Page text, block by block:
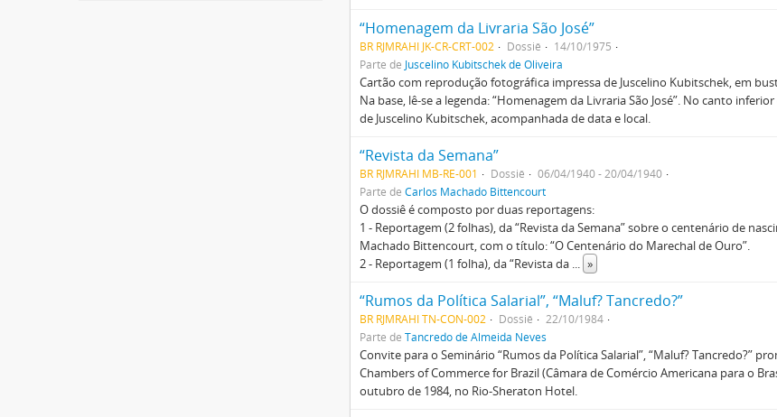
“Homenagem da Livraria São José”
BR RJMRAHI JK-CR-CRT-002 Dossiê
14/10/1975
Parte de Juscelino Kubitschek de Oliveira
Cartão com reprodução fotográfica impressa de Juscelino Kubitschek, em
Na base, lê-se a legenda: “Homenagem da Livraria São José”. No canto
de Juscelino Kubitschek, acompanhada de data e local.
“Revista da Semana”
BR RJMRAHI MB-RE-001 Dossiê
06/04/1940 - 20/04/1940
Parte de Carlos Machado Bittencourt
O dossiê é composto por duas reportagens:
1 - Reportagem (2 folhas), da “Revista da Semana” sobre o centenário de
Machado Bittencourt, com o título: “O Centenário do Marechal de Ouro”.
2 - Reportagem (1 folha), da “Revista da ... »
“Rumos da Política Salarial”, “Maluf? Tancredo?”
BR RJMRAHI TN-CON-002 Dossiê
22/10/1984
Parte de Tancredo de Almeida Neves
Convite para o Seminário “Rumos da Política Salarial”, “Maluf? Tancredo?”
Chambers of Commerce for Brazil (Câmara de Comércio Americana para o
outubro de 1984, no Rio-Sheraton Hotel.